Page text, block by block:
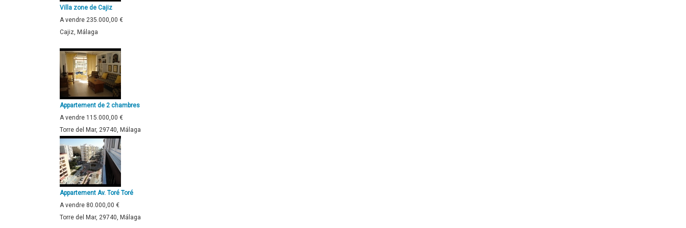
Villa zone de Cajiz
A vendre 235.000,00 €
Cajiz, Málaga
Appartement de 2 chambres
A vendre 115.000,00 €
Torre del Mar, 29740, Málaga
Appartement Av. Toré Toré
A vendre 80.000,00 €
Torre del Mar, 29740, Málaga